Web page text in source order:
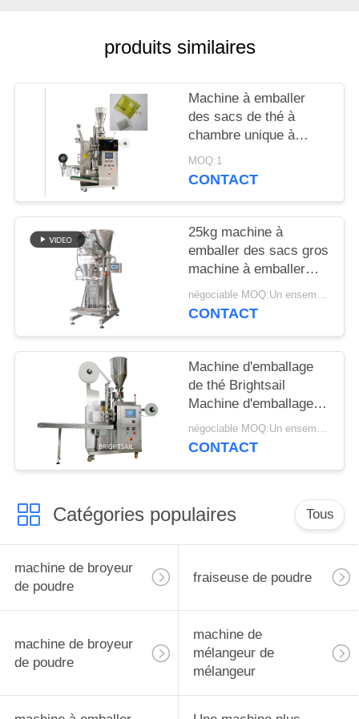
SITE
PRIVACY
POLICY
produits similaires
Machine à emballer
des sacs de thé à
chambre unique à
poudre automatique
MOQ:1
CONTACT
25kg machine à
emballer des sacs gros
machine à emballer
des épices en poudre
pour la fabrication de
négociable MOQ:Un ensemble
CONTACT
Machine d'emballage
de thé Brightsail
Machine d'emballage
en poudre de thé avec
CE
négociable MOQ:Un ensemble
CONTACT
Catégories populaires Tous
machine de broyeur
de poudre
fraiseuse de poudre
machine de broyeur
de poudre
machine de
mélangeur de
mélangeur